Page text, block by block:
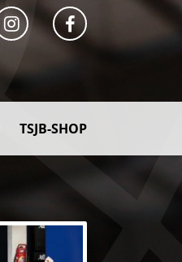
TSJB-SHOP